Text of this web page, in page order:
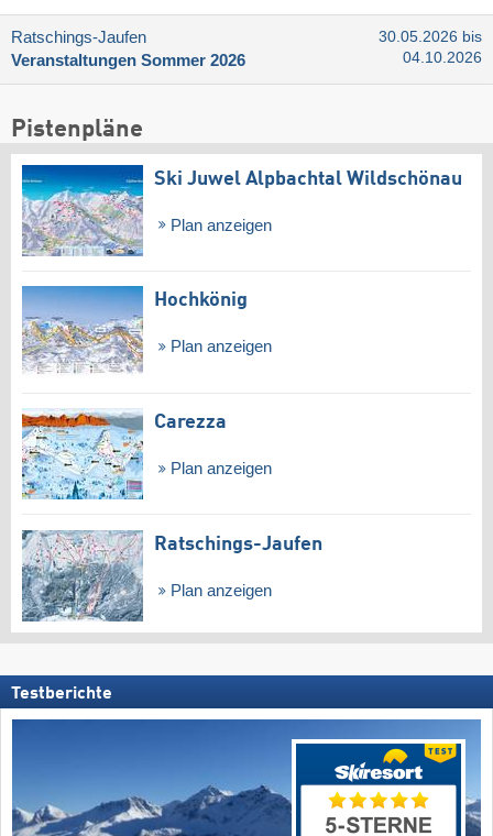
Ratschings-Jaufen
Veranstaltungen Sommer 2026
30.05.2026 bis
04.10.2026
Pistenpläne
Ski Juwel Alpbachtal Wildschönau
Plan anzeigen
Hochkönig
Plan anzeigen
Carezza
Plan anzeigen
Ratschings-Jaufen
Plan anzeigen
Testberichte